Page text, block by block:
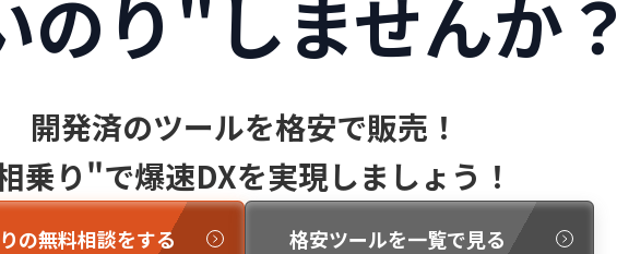
り"しませんか？
開発済のツールを格安で販売！
乗り"で爆速DXを実現しましょう！
の無料相談をする 格安ツールを一覧で見る